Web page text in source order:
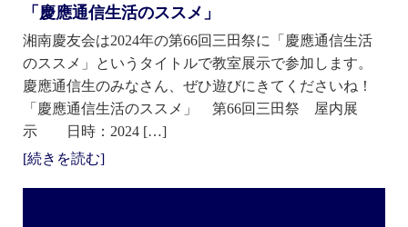
「慶應通信生活のススメ」
湘南慶友会は2024年の第66回三田祭に「慶應通信生活
のススメ」というタイトルで教室展示で参加します。
慶應通信生のみなさん、ぜひ遊びにきてくださいね！
「慶應通信生活のススメ」 第66回三田祭 屋内展
示 日時：2024 […]
[続きを読む]